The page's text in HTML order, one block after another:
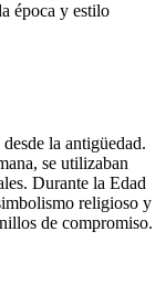
época y estilo
la antigüedad.
se utilizaban
Durante la Edad
religioso y
de compromiso.